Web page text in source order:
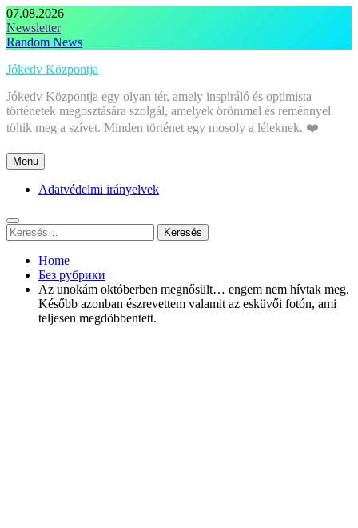
Skip
to
content
07.08.2026
Newsletter
Random News
Jókedv Központja
Jókedv Központja egy olyan tér, amely inspiráló és optimista
történetek megosztására szolgál, amelyek örömmel és reménnyel
töltik meg a szívet. Minden történet egy mosoly a léleknek. ❤️
Menu
Adatvédelmi irányelvek
Keresés:
Home
Без рубрики
Az unokám októberben megnősült… engem nem hívtak meg.
Később azonban észrevettem valamit az esküvői fotón, ami
teljesen megdöbbentett.